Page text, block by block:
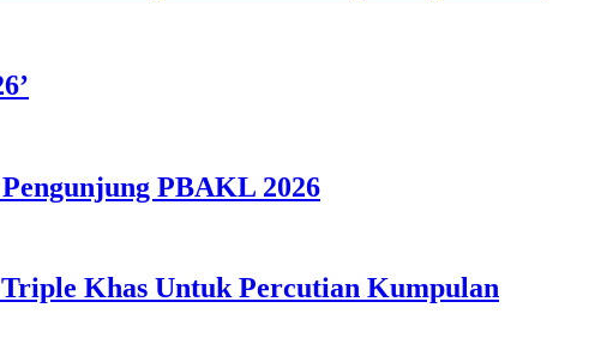
PBAKL 2026
Khas Untuk Percutian Kumpulan